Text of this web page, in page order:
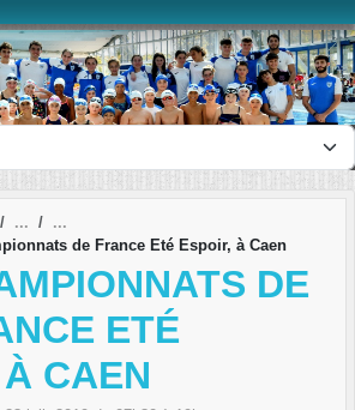
de France Eté Espoir, à Caen
DE
ETÉ
CAEN